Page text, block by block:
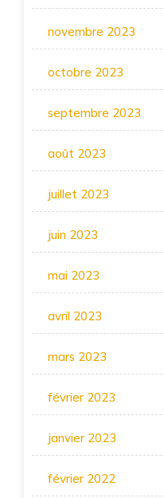
novembre 2023
octobre 2023
septembre 2023
août 2023
juillet 2023
juin 2023
mai 2023
avril 2023
mars 2023
février 2023
janvier 2023
février 2022